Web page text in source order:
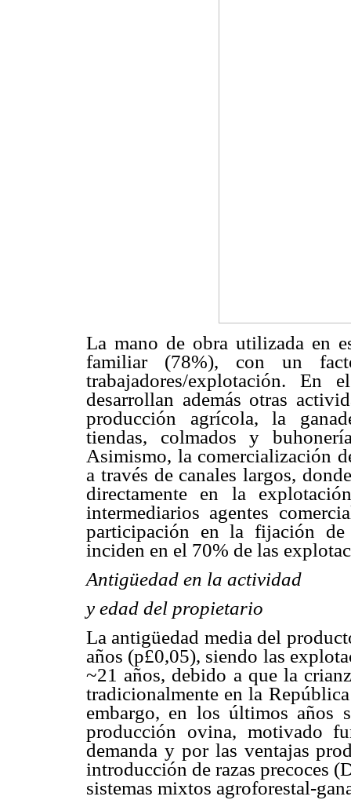
La mano de obra utilizada en
familiar (78%), con un
trabajadores/explotación. En
desarrollan además otras
producción agrícola, la
tiendas, colmados y
Asimismo, la comercialización
a través de canales largos,
directamente en la
intermediarios agentes
participación en la fijación de
inciden en el 70% de las
Antigüedad en la actividad
y edad del propietario
La antigüedad media del
años (p£0,05), siendo las
~21 años, debido a que la
tradicionalmente en la
embargo, en los últimos años
producción ovina, motivado
demanda y por las ventajas
introducción de razas precoces
sistemas mixtos agroforestal-